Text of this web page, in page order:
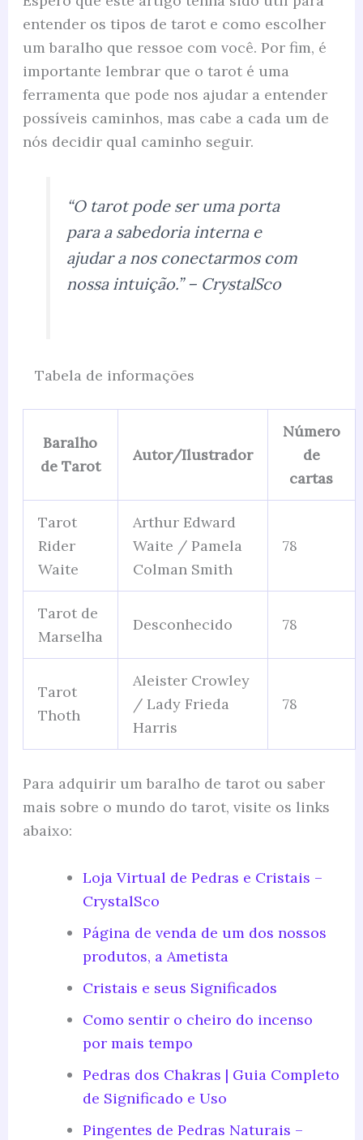
entender os tipos de tarot e como escolher
um baralho que ressoe com você. Por fim, é
importante lembrar que o tarot é uma
ferramenta que pode nos ajudar a entender
possíveis caminhos, mas cabe a cada um de
nós decidir qual caminho seguir.
“O tarot pode ser uma porta
para a sabedoria interna e
ajudar a nos conectarmos com
nossa intuição.” – CrystalSco
Tabela de informações
Baralho
de Tarot
Autor/Ilustrador
Número
de
cartas
Tarot
Rider
Waite
Arthur Edward
Waite / Pamela
Colman Smith
78
Tarot de
Marselha
Desconhecido 78
Tarot
Thoth
Aleister Crowley
/ Lady Frieda
Harris
78
Para adquirir um baralho de tarot ou saber
mais sobre o mundo do tarot, visite os links
abaixo:
Loja Virtual de Pedras e Cristais –
CrystalSco
Página de venda de um dos nossos
produtos, a Ametista
Cristais e seus Significados
Como sentir o cheiro do incenso
por mais tempo
Pedras dos Chakras | Guia Completo
de Significado e Uso
Pingentes de Pedras Naturais –